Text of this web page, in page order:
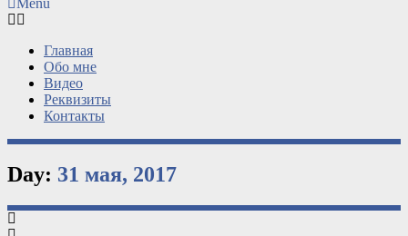
Главная
Обо мне
Видео
Реквизиты
Контакты
Day: 31 мая, 2017